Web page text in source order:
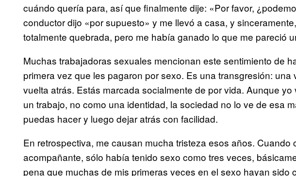
cuándo quería para, así que finalmente dije: «Por favor,
conductor dijo «por supuesto» y me llevó a casa, y
totalmente quebrada, pero me había ganado lo que me pareció
Muchas trabajadoras sexuales mencionan este sentimiento de
primera vez que les pagaron por sexo. Es una transgresión:
vuelta atrás. Estás marcada socialmente de por vida. Aunque
un trabajo, no como una identidad, la sociedad no lo ve de esa
puedas hacer y luego dejar atrás con facilidad.
En retrospectiva, me causan mucha tristeza esos años. Cuando
acompañante, sólo había tenido sexo como tres veces,
pena que muchas de mis primeras veces en el sexo hayan sido